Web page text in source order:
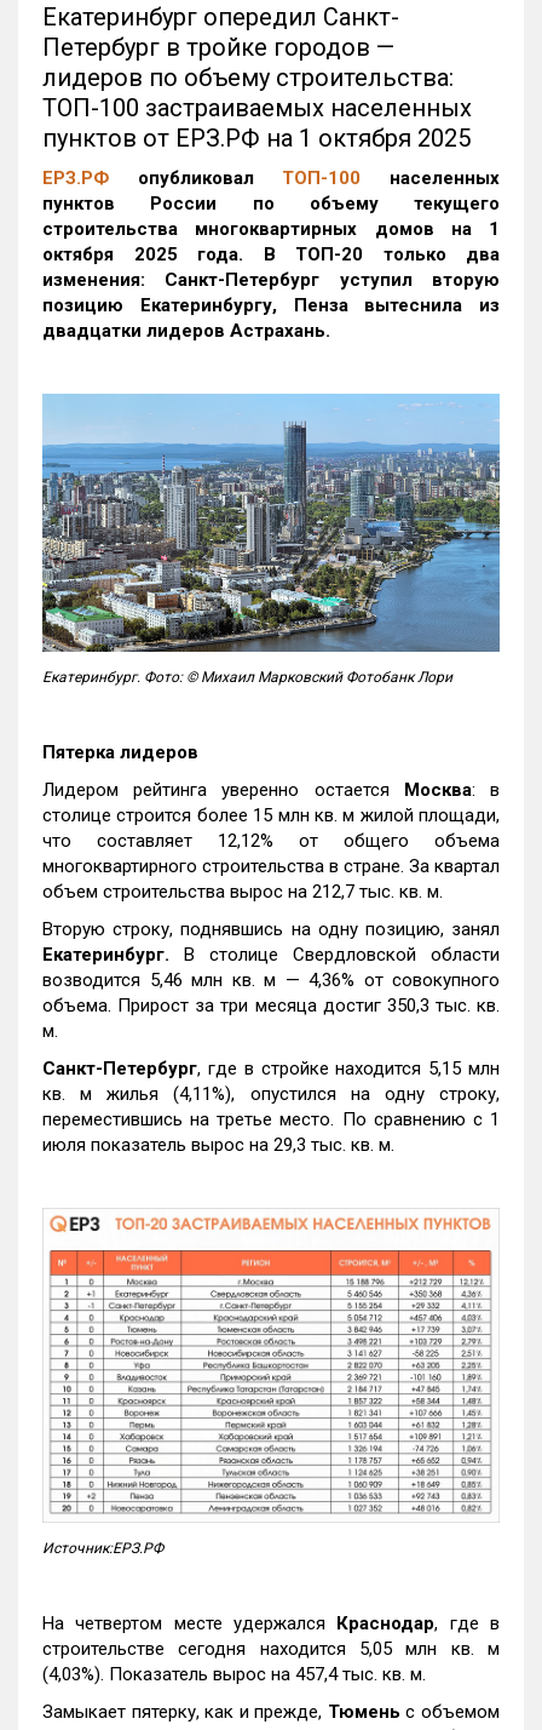
Екатеринбург опередил Санкт-
Петербург в тройке городов —
лидеров по объему строительства:
ТОП-100 застраиваемых населенных
пунктов от ЕРЗ.РФ на 1 октября 2025
ЕРЗ.РФ опубликовал ТОП-100 населенных
пунктов России по объему текущего
строительства многоквартирных домов на 1
октября 2025 года. В ТОП-20 только два
изменения: Санкт-Петербург уступил вторую
позицию Екатеринбургу, Пенза вытеснила из
двадцатки лидеров Астрахань.
Екатеринбург. Фото: © Михаил Марковский Фотобанк Лори
Пятерка лидеров
Лидером рейтинга уверенно остается Москва: в
столице строится более 15 млн кв. м жилой площади,
что составляет 12,12% от общего объема
многоквартирного строительства в стране. За квартал
объем строительства вырос на 212,7 тыс. кв. м.
Вторую строку, поднявшись на одну позицию, занял
Екатеринбург. В столице Свердловской области
возводится 5,46 млн кв. м — 4,36% от совокупного
объема. Прирост за три месяца достиг 350,3 тыс. кв.
м.
Санкт-Петербург, где в стройке находится 5,15 млн
кв. м жилья (4,11%), опустился на одну строку,
переместившись на третье место. По сравнению с 1
июля показатель вырос на 29,3 тыс. кв. м.
Источник:ЕРЗ.РФ
На четвертом месте удержался Краснодар, где в
строительстве сегодня находится 5,05 млн кв. м
(4,03%). Показатель вырос на 457,4 тыс. кв. м.
Замыкает пятерку, как и прежде, Тюмень с объемом